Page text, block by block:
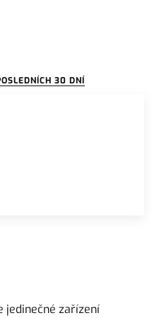
30 DNÍ
jedinečné zařízení